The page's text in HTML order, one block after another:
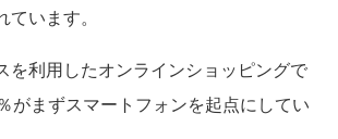
ています。
を利用したオンラインショッピングで
がまずスマートフォンを起点にしてい